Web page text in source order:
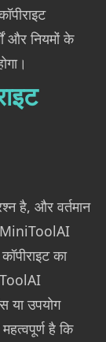
और नियमों के
है, और वर्तमान
MiniToolAI
का
या उपयोग
है कि